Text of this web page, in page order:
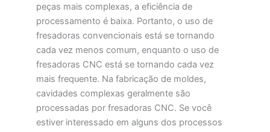
peças mais complexas, a eficiência de
processamento é baixa. Portanto, o uso de
fresadoras convencionais está se tornando
cada vez menos comum, enquanto o uso de
fresadoras CNC está se tornando cada vez
mais frequente. Na fabricação de moldes,
cavidades complexas geralmente são
processadas por fresadoras CNC. Se você
estiver interessado em alguns dos processos